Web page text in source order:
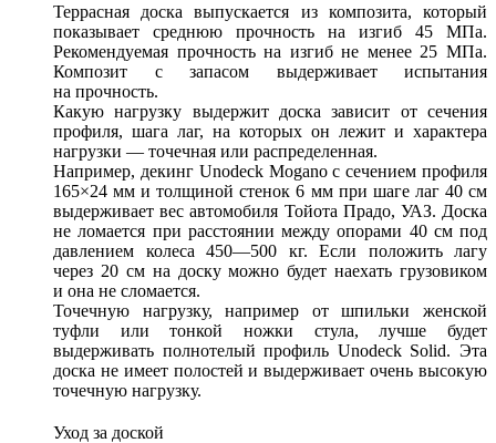
Террасная доска выпускается из композита, который
показывает среднюю прочность на изгиб 45 МПа.
Рекомендуемая прочность на изгиб не менее 25 МПа.
Композит с запасом выдерживает испытания
на прочность.
Какую нагрузку выдержит доска зависит от сечения
профиля, шага лаг, на которых он лежит и характера
нагрузки — точечная или распределенная.
Например, декинг Unodeck Mogano с сечением профиля
165×24 мм и толщиной стенок 6 мм при шаге лаг 40 см
выдерживает вес автомобиля Тойота Прадо, УАЗ. Доска
не ломается при расстоянии между опорами 40 см под
давлением колеса 450—500 кг. Если положить лагу
через 20 см на доску можно будет наехать грузовиком
и она не сломается.
Точечную нагрузку, например от шпильки женской
туфли или тонкой ножки стула, лучше будет
выдерживать полнотелый профиль Unodeck Solid. Эта
доска не имеет полостей и выдерживает очень высокую
точечную нагрузку.
Уход за доской